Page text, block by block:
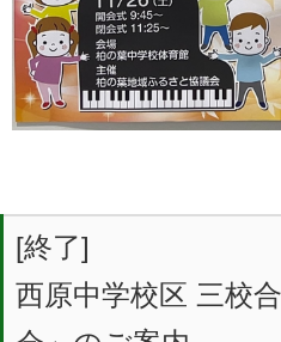
[終了]
西原中学校区 三校